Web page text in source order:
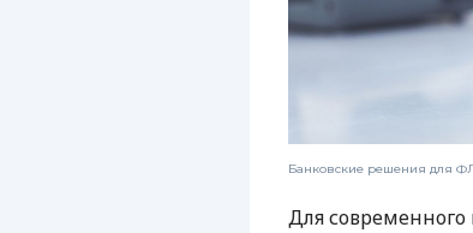
Банковские решения для
Для